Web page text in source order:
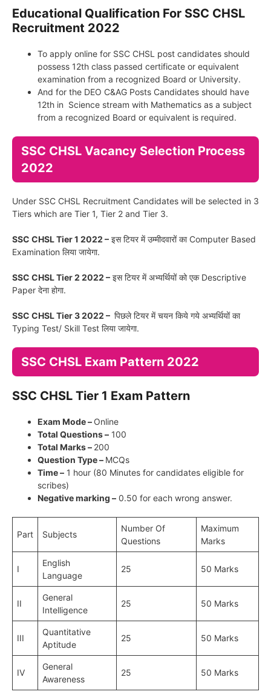
Educational Qualification For SSC CHSL
Recruitment 2022
To apply online for SSC CHSL post candidates should
possess 12th class passed certificate or equivalent
examination from a recognized Board or University.
And for the DEO C&AG Posts Candidates should have
12th in Science stream with Mathematics as a subject
from a recognized Board or equivalent is required.
SSC CHSL Vacancy Selection Process
2022
Under SSC CHSL Recruitment Candidates will be selected in 3
Tiers which are Tier 1, Tier 2 and Tier 3.
SSC CHSL Tier 1 2022 – इस टियर में उम्मीदवारों का Computer Based
Examination लिया जायेगा.
SSC CHSL Tier 2 2022 – इस टियर में अभ्यर्थियों को एक Descriptive
Paper देना होगा.
SSC CHSL Tier 3 2022 – पिछले टियर में चयन किये गये अभ्यर्थियों का
Typing Test/ Skill Test लिया जायेगा.
SSC CHSL Exam Pattern 2022
SSC CHSL Tier 1 Exam Pattern
Exam Mode – Online
Total Questions – 100
Total Marks – 200
Question Type – MCQs
Time – 1 hour (80 Minutes for candidates eligible for
scribes)
Negative marking – 0.50 for each wrong answer.
Part Subjects
Number Of
Questions
Maximum
Marks
I
English
Language
25 50 Marks
II
General
Intelligence
25 50 Marks
III
Quantitative
Aptitude
25 50 Marks
IV
General
Awareness
25 50 Marks